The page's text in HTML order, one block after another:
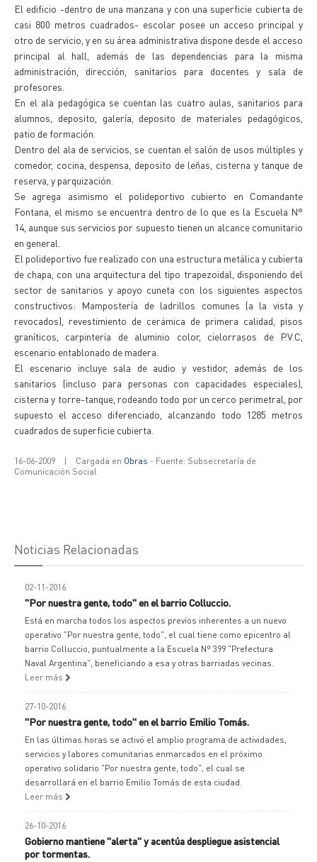
El edificio -dentro de una manzana y con una superficie cubierta de
casi 800 metros cuadrados- escolar posee un acceso principal y
otro de servicio, y en su área administrativa dispone desde el acceso
principal al hall, además de las dependencias para la misma
administración, dirección, sanitarios para docentes y sala de
profesores.
En el ala pedagógica se cuentan las cuatro aulas, sanitarios para
alumnos, deposito, galería, deposito de materiales pedagógicos,
patio de formación.
Dentro del ala de servicios, se cuentan el salón de usos múltiples y
comedor, cocina, despensa, deposito de leñas, cisterna y tanque de
reserva, y parquización.
Se agrega asimismo el polideportivo cubierto en Comandante
Fontana, el mismo se encuentra dentro de lo que es la Escuela N°
14, aunque sus servicios por supuesto tienen un alcance comunitario
en general.
El polideportivo fue realizado con una estructura metálica y cubierta
de chapa, con una arquitectura del tipo trapezoidal, disponiendo del
sector de sanitarios y apoyo cuneta con los siguientes aspectos
constructivos: Mampostería de ladrillos comunes (a la vista y
revocados), revestimiento de cerámica de primera calidad, pisos
graníticos, carpintería de aluminio color, cielorrasos de P.V.C,
escenario entablonado de madera.
El escenario incluye sala de audio y vestidor, además de los
sanitarios (incluso para personas con capacidades especiales),
cisterna y torre-tanque, rodeando todo por un cerco perimetral, por
supuesto el acceso diferenciado, alcanzando todo 1285 metros
cuadrados de superficie cubierta.
16-06-2009 | Cargada en Obras - Fuente: Subsecretaría de
Comunicación Social
Noticias Relacionadas
02-11-2016
"Por nuestra gente, todo" en el barrio Colluccio.
Está en marcha todos los aspectos previos inherentes a un nuevo
operativo "Por nuestra gente, todo", el cual tiene como epicentro al
barrio Colluccio, puntualmente a la Escuela Nº 399 "Prefectura
Naval Argentina", beneficiando a esa y otras barriadas vecinas.
Leer más
27-10-2016
"Por nuestra gente, todo" en el barrio Emilio Tomás.
En las últimas horas se activó el amplio programa de actividades,
servicios y labores comunitarias enmarcados en el próximo
operativo solidario "Por nuestra gente, todo", el cual se
desarrollará en el barrio Emilio Tomás de esta ciudad.
Leer más
26-10-2016
Gobierno mantiene "alerta" y acentúa despliegue asistencial
por tormentas.